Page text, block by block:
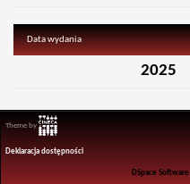
Data wydania
2025
Theme by
Deklaracja dostępności
DSpace Software